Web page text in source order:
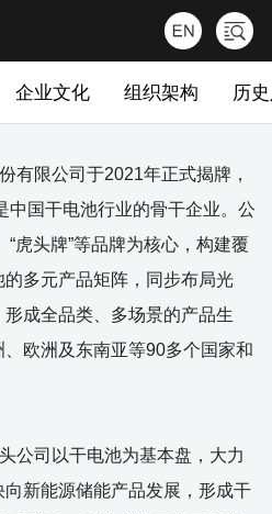
企业文化 组织架构 历
有限公司于2021年正式揭牌，
中国干电池行业的骨干企业。公
“虎头牌”等品牌为核心，构建覆
多元产品矩阵，同步布局光
成全品类、多场景的产品生
欧洲及东南亚等90多个国家和
公司以干电池为基本盘，大力
新能源储能产品发展，形成干